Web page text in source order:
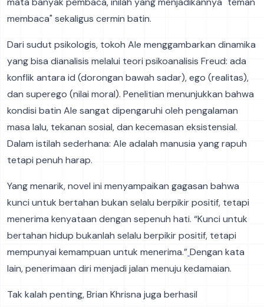
membaca" sekaligus cermin batin.
Dari sudut psikologis, tokoh Ale menggambarkan dinamika
yang bisa dianalisis melalui teori psikoanalisis Freud: ada
konflik antara id (dorongan bawah sadar), ego (realitas),
dan superego (nilai moral). Penelitian menunjukkan bahwa
kondisi batin Ale sangat dipengaruhi oleh pengalaman
masa lalu, tekanan sosial, dan kecemasan eksistensial.
Dalam istilah sederhana: Ale adalah manusia yang rapuh
tetapi penuh harap.
Yang menarik, novel ini menyampaikan gagasan bahwa
kunci untuk bertahan bukan selalu berpikir positif, tetapi
menerima kenyataan dengan sepenuh hati. “Kunci untuk
bertahan hidup bukanlah selalu berpikir positif, tetapi
mempunyai kemampuan untuk menerima.”Dengan kata
lain, penerimaan diri menjadi jalan menuju kedamaian.
Tak kalah penting, Brian Khrisna juga berhasil